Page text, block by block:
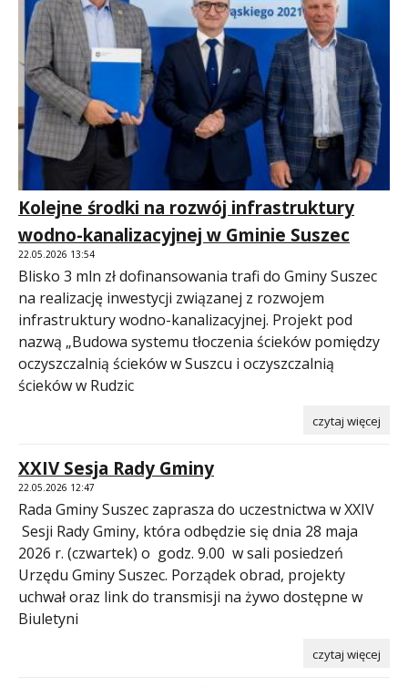
Kolejne środki na rozwój infrastruktury
wodno-kanalizacyjnej w Gminie Suszec
22.05.2026 13:54
Blisko 3 mln zł dofinansowania trafi do Gminy Suszec
na realizację inwestycji związanej z rozwojem
infrastruktury wodno-kanalizacyjnej. Projekt pod
nazwą „Budowa systemu tłoczenia ścieków pomiędzy
oczyszczalnią ścieków w Suszcu i oczyszczalnią
ścieków w Rudzic
czytaj więcej
XXIV Sesja Rady Gminy
22.05.2026 12:47
Rada Gminy Suszec zaprasza do uczestnictwa w XXIV
Sesji Rady Gminy, która odbędzie się dnia 28 maja
2026 r. (czwartek) o godz. 9.00 w sali posiedzeń
Urzędu Gminy Suszec. Porządek obrad, projekty
uchwał oraz link do transmisji na żywo dostępne w
Biuletyni
czytaj więcej